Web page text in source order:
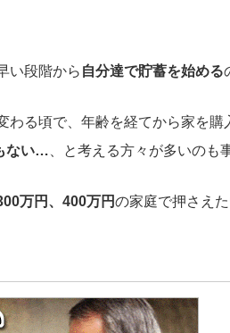
い段階から 自分達で貯蓄を始める
わる頃で、年齢を経てから家を購
ない… 、と考える方々が多いのも
万円、400万円の家庭で押さえ